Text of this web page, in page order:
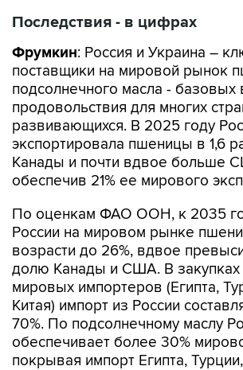
Фрумкин: Россия и Украина –
подсолнечного масла - базовых
продовольствия для многих
развивающихся. В 2025 году
экспортировала пшеницы в 1,6
Канады и почти вдвое больше
обеспечив 21% ее мирового
По оценкам ФАО ООН, к 2035
возрасти до 26%, вдвое
долю Канады и США. В закупках
мировых импортеров (Египта,
Китая) импорт из России
70%. По подсолнечному маслу
обеспечивает более 30%
покрывая импорт Египта,
и Китая на 55%.